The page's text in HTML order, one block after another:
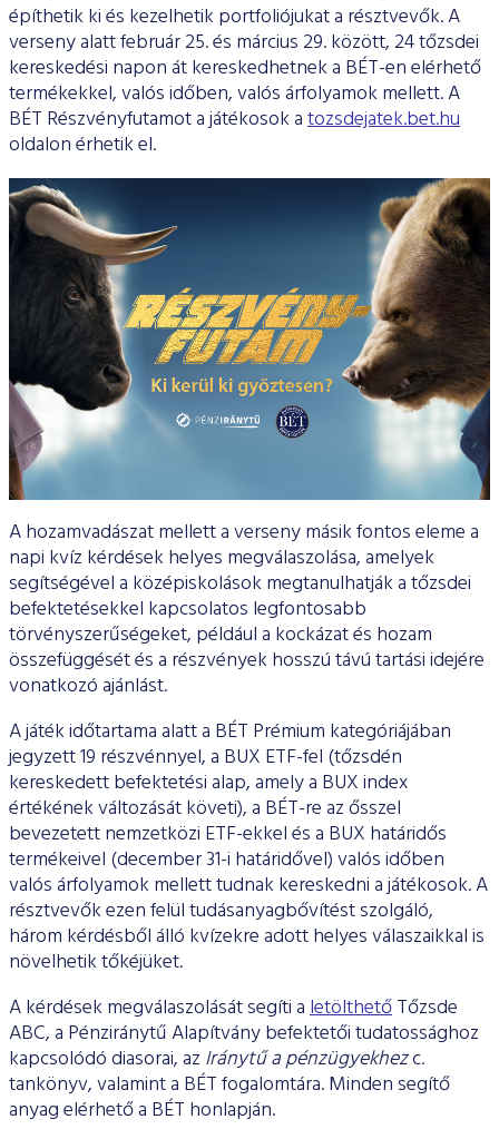
ESG Útmutató
építhetik ki és kezelhetik portfoliójukat a résztvevők. A
verseny alatt február 25. és március 29. között, 24 tőzsdei
kereskedési napon át kereskedhetnek a BÉT-en elérhető
termékekkel, valós időben, valós árfolyamok mellett. A
BÉT Részvényfutamot a játékosok atozsdejatek.bet.hu
oldalon érhetik el.
A hozamvadászat mellett a verseny másik fontos eleme a
napi kvíz kérdések helyes megválaszolása, amelyek
segítségével a középiskolások megtanulhatják a tőzsdei
befektetésekkel kapcsolatos legfontosabb
törvényszerűségeket, például a kockázat és hozam
összefüggését és a részvények hosszú távú tartási idejére
vonatkozó ajánlást.
A játék időtartama alatt a BÉT Prémium kategóriájában
jegyzett 19 részvénnyel, a BUX ETF-fel (tőzsdén
kereskedett befektetési alap, amely a BUX index
értékének változását követi), a BÉT-re az ősszel
bevezetett nemzetközi ETF-ekkel és a BUX határidős
termékeivel (december 31-i határidővel) valós időben
valós árfolyamok mellett tudnak kereskedni a játékosok. A
résztvevők ezen felül tudásanyagbővítést szolgáló,
három kérdésből álló kvízekre adott helyes válaszaikkal is
növelhetik tőkéjüket.
A kérdések megválaszolását segíti aletölthetőTőzsde
ABC, a Pénziránytű Alapítvány befektetői tudatossághoz
kapcsolódó diasorai, az Iránytű a pénzügyekhezc.
tankönyv, valamint a BÉT fogalomtára. Minden segítő
anyag elérhető a BÉT honlapján.